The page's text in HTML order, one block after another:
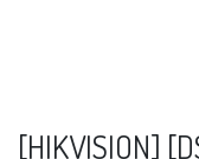
[HIKVISION]